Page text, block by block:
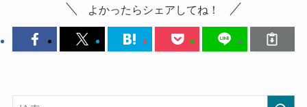
よかったらシェアしてね！